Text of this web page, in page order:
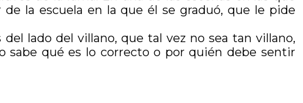
la escuela en la que él se graduó, que le pide
lado del villano, que tal vez no sea tan villano,
sabe qué es lo correcto o por quién debe sentir